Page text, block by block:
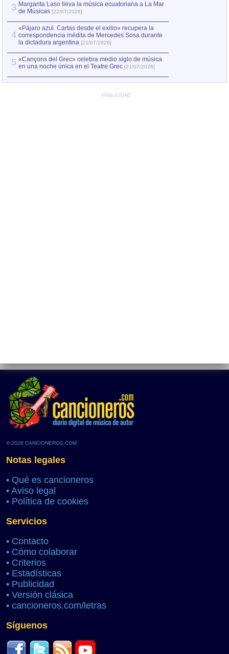
3 Margarita Laso lleva la música ecuatoriana a La Mar
de Músicas [22/07/2026]
4
«Pájaro azul. Cartas desde el exilio» recupera la
correspondencia inédita de Mercedes Sosa durante
la dictadura argentina [21/07/2026]
5 «Cançons del Grec» celebra medio siglo de música
en una noche única en el Teatre Grec [21/07/2026]
PUBLICIDAD
© 2026 CANCIONEROS.COM
Notas legales
• Qué es cancioneros
• Aviso legal
• Política de cookies
Servicios
• Contacto
• Cómo colaborar
• Criterios
• Estadísticas
• Publicidad
• Versión clásica
• cancioneros.com/letras
Síguenos